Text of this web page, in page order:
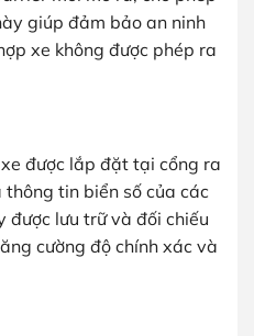
giúp đảm bảo an ninh
xe không được phép ra
được lắp đặt tại cổng ra
tin biển số của các
được lưu trữ và đối chiếu
cường độ chính xác và